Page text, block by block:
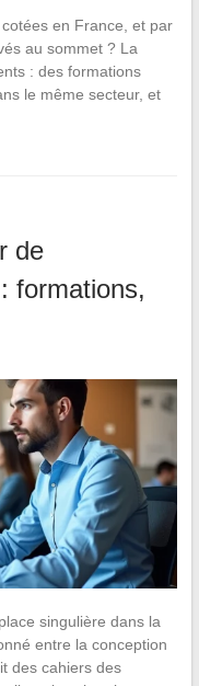
en France, et par
au sommet ? La
: des formations
le même secteur, et
de
formations,
singulière dans la
entre la conception
des cahiers des